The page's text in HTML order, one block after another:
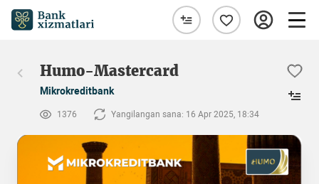
Humo-Mastercard
Mikrokreditbank
1376 Yangilangan sana: 16 Apr 2025, 18:34